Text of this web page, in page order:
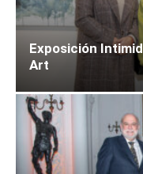
Exposición
Art